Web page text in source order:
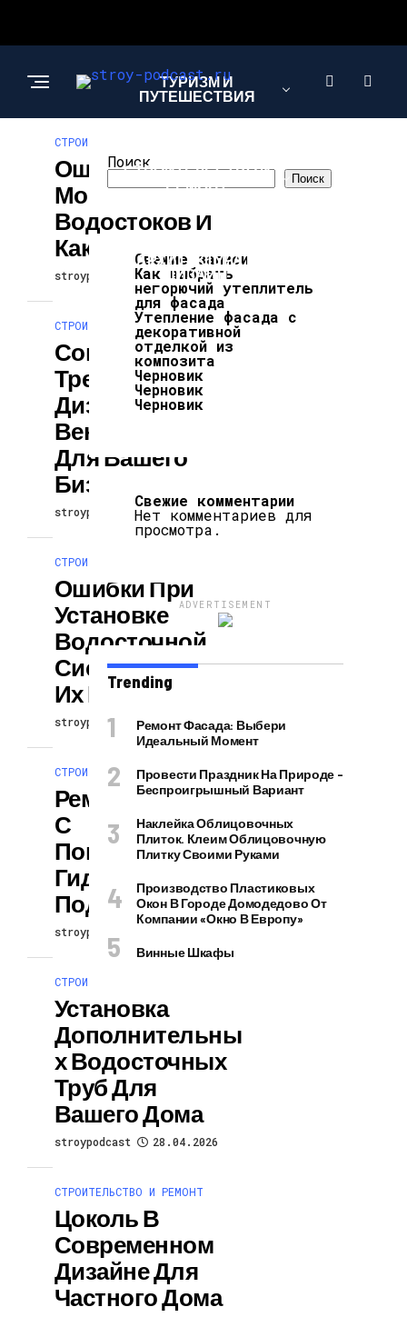
ТУРИЗМ И
ПУТЕШЕСТВИЯ
СТРОИТЕЛЬСТВО И
РЕМОНТ
АРХИТЕКТУРА И
ДИЗАЙН
СТРОИТЕЛЬСТВО И РЕМОНТ
Ошибки При
Монтаже
Водостоков И
Как Их Избежать
stroypodcast 29.04.2026
СТРОИТЕЛЬСТВО И РЕМОНТ
Современные
Тренды В
Дизайне
Вентфасадов
Для Вашего
Бизнеса
stroypodcast 29.04.2026
СТРОИТЕЛЬСТВО И РЕМОНТ
Ошибки При
Установке
Водосточной
Системы И Как
Их Избежать
stroypodcast 29.04.2026
СТРОИТЕЛЬСТВО И РЕМОНТ
Ремонт Цоколя
С
Повреждённой
Гидроизоляцией
Под Ключ
stroypodcast
СТРОИТЕЛЬСТВО И РЕМОНТ
Установка
Дополнительны
Х Водосточных
Труб Для
Вашего Дома
stroypodcast 28.04.2026
СТРОИТЕЛЬСТВО И РЕМОНТ
Цоколь В
Современном
Дизайне Для
Частного Дома
Поиск
Поиск
Свежие записи
Как выбрать
негорючий утеплитель
для фасада
Утепление фасада с
декоративной
отделкой из
композита
Черновик
Черновик
Черновик
Свежие комментарии
Нет комментариев для
просмотра.
ADVERTISEMENT
Trending
Ремонт Фасада: Выбери
Идеальный Момент
Провести Праздник На Природе –
Беспроигрышный Вариант
Наклейка Облицовочных
Плиток. Клеим Облицовочную
Плитку Своими Руками
Производство Пластиковых
Окон В Городе Домодедово От
Компании «Окно В Европу»
Винные Шкафы